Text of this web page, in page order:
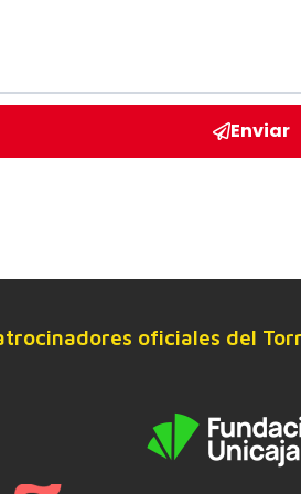
Enviar
oficiales del